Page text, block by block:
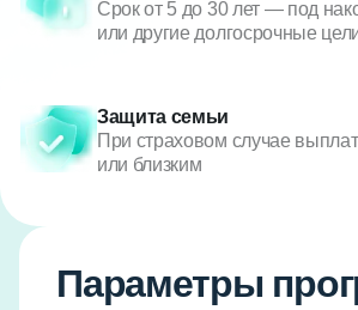
Срок от 5 до 30 лет — под
или другие долгосрочные
Защита семьи
При страховом случае
или близким
Параметры